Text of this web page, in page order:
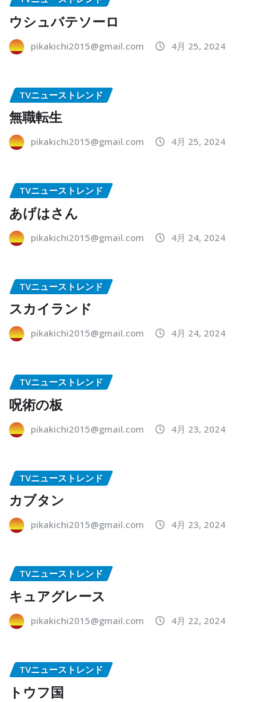
ウシュバテソーロ
pikakichi2015@gmail.com 4月 25, 2024
TVニューストレンド
無職転生
pikakichi2015@gmail.com 4月 25, 2024
TVニューストレンド
あげはさん
pikakichi2015@gmail.com 4月 24, 2024
TVニューストレンド
スカイランド
pikakichi2015@gmail.com 4月 24, 2024
TVニューストレンド
呪術の板
pikakichi2015@gmail.com 4月 23, 2024
TVニューストレンド
カブタン
pikakichi2015@gmail.com 4月 23, 2024
TVニューストレンド
キュアグレース
pikakichi2015@gmail.com 4月 22, 2024
TVニューストレンド
トウフ国